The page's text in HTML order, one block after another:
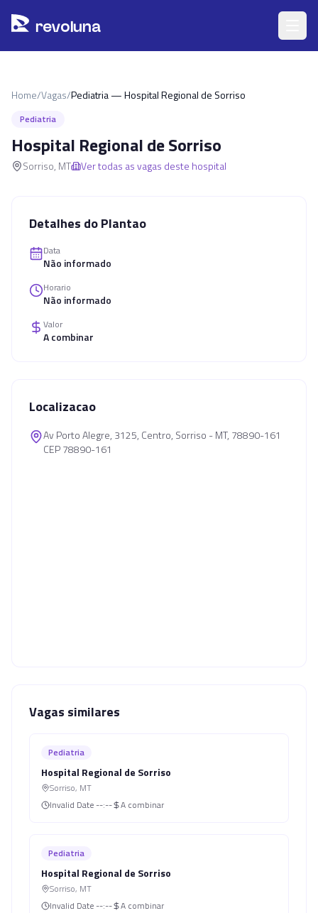
revoluna
Home/Vagas/Pediatria — Hospital Regional de Sorriso
Pediatria
Hospital Regional de Sorriso
Sorriso, MT Ver todas as vagas deste hospital
Detalhes do Plantao
Data
Não informado
Horario
Não informado
Valor
A combinar
Localizacao
Av Porto Alegre, 3125, Centro, Sorriso - MT, 78890-161
CEP 78890-161
Vagas similares
Pediatria
Hospital Regional de Sorriso
Sorriso, MT
Invalid Date --:-- A combinar
Pediatria
Hospital Regional de Sorriso
Sorriso, MT
Invalid Date --:-- A combinar